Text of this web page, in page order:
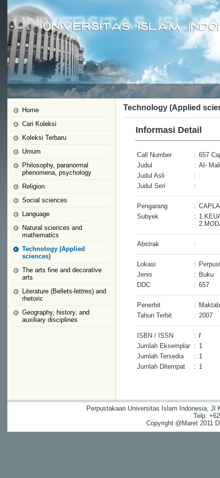
Home
Cari Koleksi
Koleksi Terbaru
Umum
Philosophy, paranormal
phenomena, psychology
Religion
Social sciences
Language
Natural sciences and
mathematics
Technology (Applied
sciences)
The arts fine and decorative
arts
Literature (Bellets-lettres) and
rhetoric
Geography, history, and
auxiliary disciplines
Technology (Applied
Informasi Detail
Call Number : 657
Judul
: Al-
Judul Asli
:
Judul Seri
:
Pengarang :
Subyek
:
Abstrak :
Lokasi :
Jenis
: Buku
DDC
: 657
Penerbit :
Tahun Terbit
: 2007
ISBN / ISSN : /
Jumlah Eksemplar : 1
Jumlah Tersedia
: 1
Jumlah Ditempat
: 1
Perpustakaan Universitas Islam Indonesia, Jl
Telp:
Copyright @Maret 2011